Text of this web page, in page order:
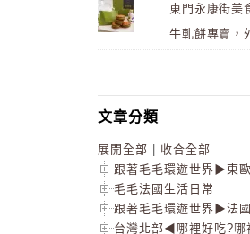
東門永康街美
牛軋餅專賣，
文章分類
展開全部
收合全部
跟著毛毛環遊世界▶東
毛毛法國生活日常
跟著毛毛環遊世界▶法
台灣北部◀哪裡好吃?哪